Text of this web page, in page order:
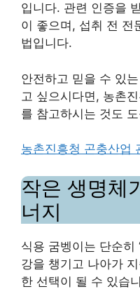
입니다. 관련 인증을
이 좋으며, 섭취 전 전
법입니다.
안전하고 믿을 수 있
고 싶으시다면, 농촌
를 참고하시는 것도
농촌진흥청 곤충산업
작은 생명체
너지
식용 굼벵이는 단순히
강을 챙기고 나아가
한 선택이 될 수 있습